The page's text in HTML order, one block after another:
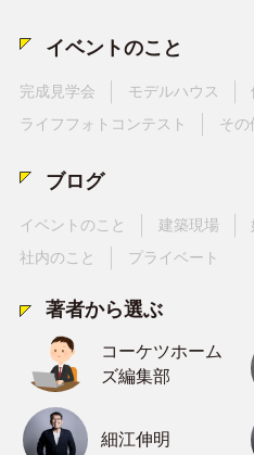
イベントのこと
完成見学会 モデルハウス
ライフフォトコンテスト
その
ブログ
イベントのこと 建築現場
社内のこと
プライベート
著者から選ぶ
コーケツホーム
ズ編集部
細江伸明